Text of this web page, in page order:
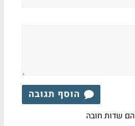
הוסף תגובה
הם שדות חובה